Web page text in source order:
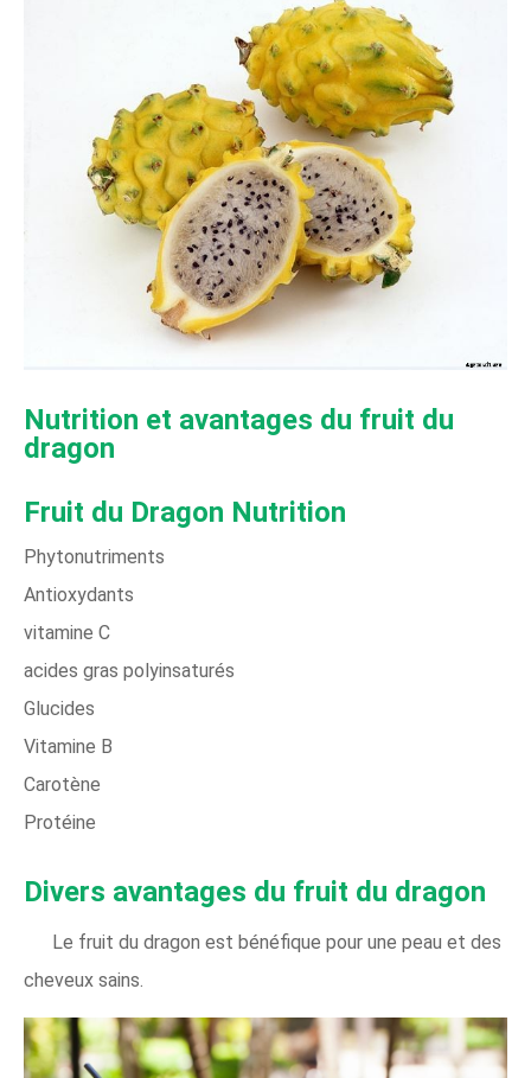
Nutrition et avantages du fruit du
dragon
Fruit du Dragon Nutrition
Phytonutriments
Antioxydants
vitamine C
acides gras polyinsaturés
Glucides
Vitamine B
Carotène
Protéine
Divers avantages du fruit du dragon
Le fruit du dragon est bénéfique pour une peau et des
cheveux sains.